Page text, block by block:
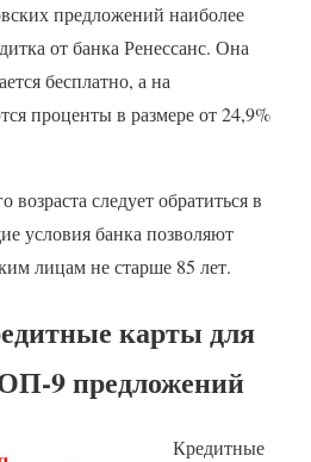
предложений наиболее
от банка Ренессанс. Она
бесплатно, а на
проценты в размере от 24,9%
следует обратиться в
условия банка позволяют
лицам не старше 85 лет.
карты для
9 предложений
Кредитные